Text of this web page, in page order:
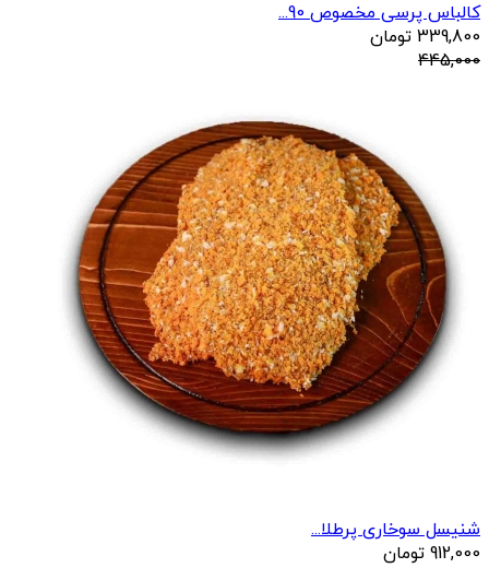
کالباس پرسی مخصوص 90...
339,800 تومان
445,000
شنیسل سوخاری پرطلا...
912,000 تومان